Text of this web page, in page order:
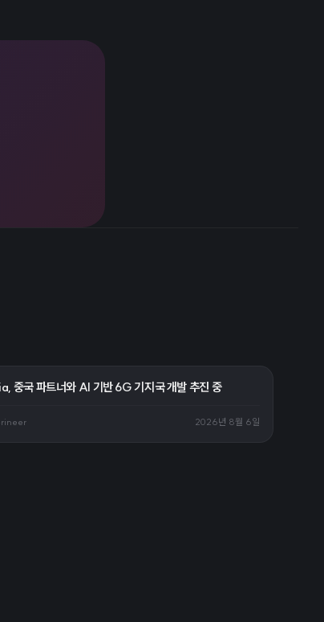
중국 파트너와 AI 기반 6G 기지국 개발 추진 중
2026년 8월 6일